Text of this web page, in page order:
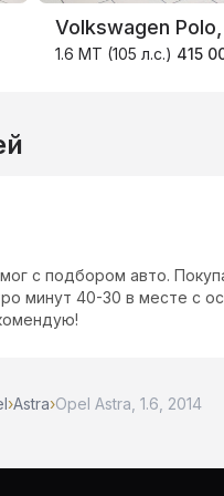
Volkswagen
1.6 MT (105 л.с.) 415
с подбором авто.
минут 40-30 в месте с
›Astra›Opel Astra, 1.6, 2014